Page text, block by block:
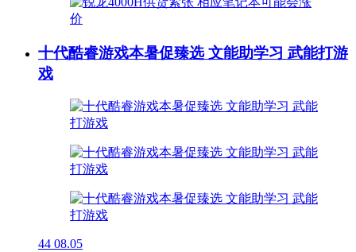
十代酷睿游戏本暑促臻选 文能助学习 武能打游
戏
44 08.05